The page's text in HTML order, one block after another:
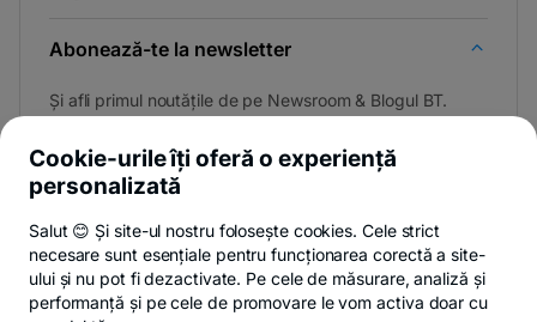
Abonează-te la newsletter
Și afli primul noutățile de pe Newsroom & Blogul BT.
Privacy HubPolitica de confidențialitatePolitica de cookies
Cookie-urile îți oferă o experiență
personalizată
Salut 😊 Și site-ul nostru folosește cookies. Cele strict
necesare sunt esențiale pentru funcționarea corectă a site-
ului și nu pot fi dezactivate. Pe cele de măsurare, analiză și
performanță și pe cele de promovare le vom activa doar cu